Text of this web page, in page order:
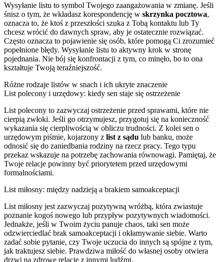
Wysyłanie listu to symbol Twojego zaangażowania w zmianę. Jeśli
śnisz o tym, że wkładasz korespondencję w skrzynka pocztowa,
oznacza to, że ktoś z przeszłości szuka z Tobą kontaktu lub Ty
chcesz wrócić do dawnych spraw, aby je ostatecznie rozwiązać.
Często oznacza to pojawienie się osób, które pomogą Ci zrozumieć
popełnione błędy. Wysyłanie listu to aktywny krok w stronę
pojednania. Nie bój się konfrontacji z tym, co minęło, bo to ona
kształtuje Twoją teraźniejszość.
Różne rodzaje listów w snach i ich ukryte znaczenie
List polecony i urzędowy: kiedy sen staje się ostrzeżenie
List polecony to zazwyczaj ostrzeżenie przed sprawami, które nie
cierpią zwłoki. Jeśli go otrzymujesz, przygotuj się na konieczność
wykazania się cierpliwością w obliczu trudności. Z kolei sen o
urzędowym piśmie, kojarzony z list z sądu lub banku, może
odnosić się do zaniedbania rodziny na rzecz pracy. Tego typu
przekaz wskazuje na potrzebę zachowania równowagi. Pamiętaj, że
Twoje relacje powinny być priorytetem przed urzędowymi
formalnościami.
List miłosny: między nadzieją a brakiem samoakceptacji
List miłosny jest zazwyczaj pozytywną wróżbą, która zwiastuje
poznanie kogoś nowego lub przypływ pozytywnych wiadomości.
Jednakże, jeśli w Twoim życiu panuje chaos, taki sen może
odzwierciedlać brak samoakceptacji i okłamywanie siebie. Warto
zadać sobie pytanie, czy Twoje uczucia do innych są spójne z tym,
jak traktujesz siebie. Prawdziwa miłość do własnej osoby otwiera
drzwi na zdrowe relacje z innymi ludźmi.